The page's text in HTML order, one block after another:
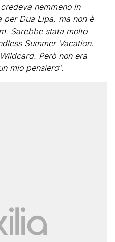
nemmeno in
per Dua Lipa, ma non è
Sarebbe stata molto
Summer Vacation.
Però non era
mio pensiero“.